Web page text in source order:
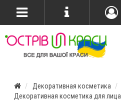
Декоративная косметика
Декоративная косметика для лица